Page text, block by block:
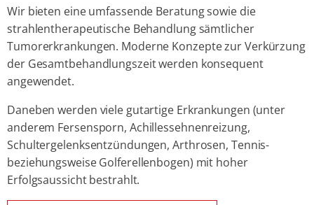
Wir bieten eine umfassende Beratung sowie die
strahlentherapeutische Behandlung sämtlicher
Tumorerkrankungen. Moderne Konzepte zur Verkürzung
der Gesamtbehandlungszeit werden konsequent
angewendet.
Daneben werden viele gutartige Erkrankungen (unter
anderem Fersensporn, Achillessehnenreizung,
Schultergelenksentzündungen, Arthrosen, Tennis-
beziehungsweise Golferellenbogen) mit hoher
Erfolgsaussicht bestrahlt.